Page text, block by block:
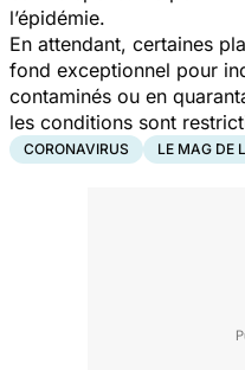
l’épidémie.
En attendant, certaines
fond exceptionnel pour
contaminés ou en
les conditions sont
CORONAVIRUS LE MAG DE